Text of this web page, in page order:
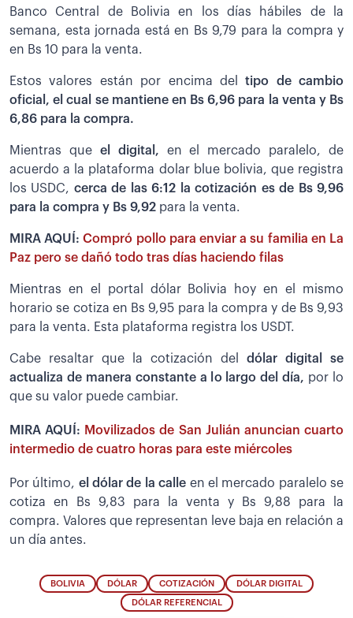
Banco Central de Bolivia en los días hábiles de la
semana, esta jornada está en Bs 9,79 para la compra y
en Bs 10 para la venta.
Estos valores están por encima deltipo de cambio
oficial, el cual se mantiene en Bs 6,96 para la venta y Bs
6,86 para la compra.
Mientras que el digital, en el mercado paralelo, de
acuerdo a la plataforma dolar blue bolivia, que registra
los USDC, cerca de las 6:12 la cotización es de Bs 9,96
para la compra y Bs 9,92 para la venta.
MIRA AQUÍ:Compró pollo para enviar a su familia en La
Paz pero se dañó todo tras días haciendo filas
Mientras en el portal dólar Bolivia hoy en el mismo
horario se cotiza en Bs 9,95 para la compra y de Bs 9,93
para la venta. Esta plataforma registra los USDT.
Cabe resaltar que la cotización del dólar digital se
actualiza de manera constante a lo largo del día, por lo
que su valor puede cambiar.
MIRA AQUÍ: Movilizados de San Julián anuncian cuarto
intermedio de cuatro horas para este miércoles
Por último, el dólar de la calle en el mercado paralelo se
cotiza en Bs 9,83 para la venta y Bs 9,88 para la
compra. Valores que representan leve baja en relación a
un día antes.
BOLIVIA DÓLAR COTIZACIÓN DÓLAR DIGITAL
DÓLAR REFERENCIAL